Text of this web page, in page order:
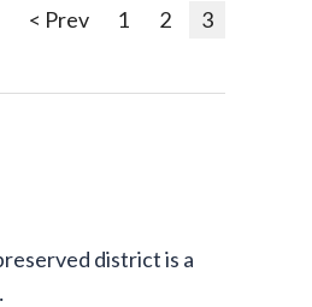
< Prev 1 2 3
district is a